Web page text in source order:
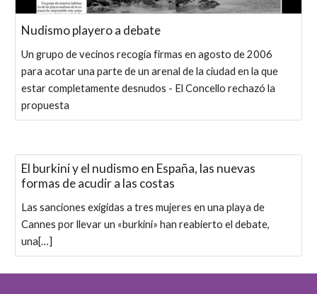
Nudismo playero a debate
Un grupo de vecinos recogía firmas en agosto de 2006
para acotar una parte de un arenal de la ciudad en la que
estar completamente desnudos - El Concello rechazó la
propuesta
El burkini y el nudismo en España, las nuevas
formas de acudir a las costas
Las sanciones exigidas a tres mujeres en una playa de
Cannes por llevar un «burkini» han reabierto el debate,
una[…]